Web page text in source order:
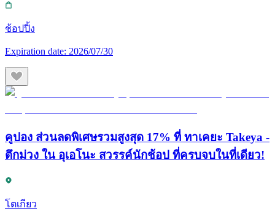
ช้อปปิ้ง
Expiration date: 2026/07/30
คูปอง ส่วนลดพิเศษรวมสูงสุด 17% ที่ ทาเคยะ Takeya -
ตึกม่วง ใน อุเอโนะ สวรรค์นักช้อป ที่ครบจบในที่เดียว!
โตเกียว